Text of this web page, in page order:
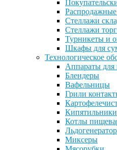
Стеллажи
Стеллажи
Турникеты и
Шкафы для
Технологическое
Аппараты
Блендеры
Вафельницы
Грили
Кипятильники
Котлы
Миксеры